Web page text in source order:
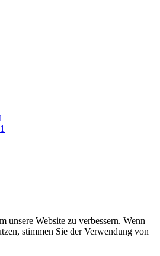
1
unsere Website zu verbessern. Wenn
stimmen Sie der Verwendung von